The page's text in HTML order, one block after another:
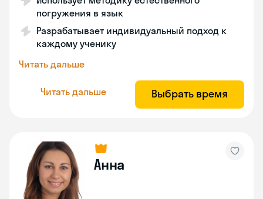
погружения в язык
Разрабатывает индивидуальный подход к
каждому ученику
Читать дальше
Читать дальше Выбрать время
Анна